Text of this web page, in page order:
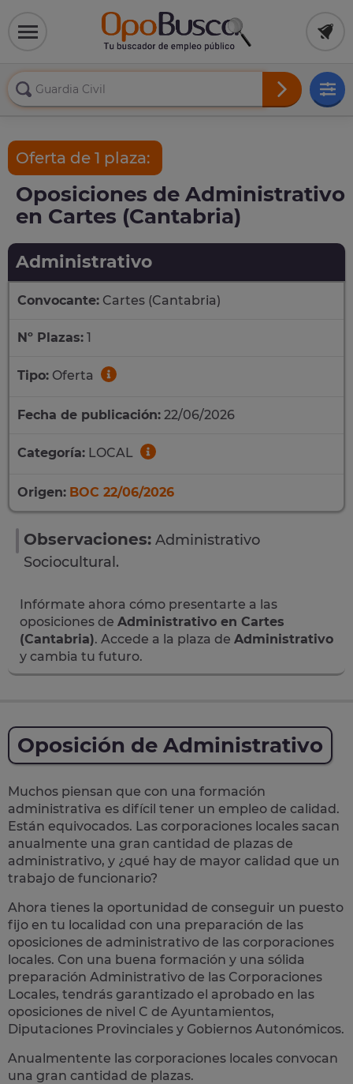
Oferta de 1 plaza:
Oposiciones de Administrativo
en Cartes (Cantabria)
Administrativo
Convocante: Cartes (Cantabria)
Nº Plazas: 1
Tipo: Oferta
Fecha de publicación: 22/06/2026
Categoría: LOCAL
Origen: BOC 22/06/2026
Observaciones: Administrativo
Sociocultural.
Infórmate ahora cómo presentarte a las
oposiciones de Administrativo en Cartes
(Cantabria). Accede a la plaza de Administrativo
y cambia tu futuro.
Oposición de Administrativo
Muchos piensan que con una formación
administrativa es difícil tener un empleo de calidad.
Están equivocados. Las corporaciones locales sacan
anualmente una gran cantidad de plazas de
administrativo, y ¿qué hay de mayor calidad que un
trabajo de funcionario?
Ahora tienes la oportunidad de conseguir un puesto
fijo en tu localidad con una preparación de las
oposiciones de administrativo de las corporaciones
locales. Con una buena formación y una sólida
preparación Administrativo de las Corporaciones
Locales, tendrás garantizado el aprobado en las
oposiciones de nivel C de Ayuntamientos,
Diputaciones Provinciales y Gobiernos Autonómicos.
Anualmentente las corporaciones locales convocan
una gran cantidad de plazas.